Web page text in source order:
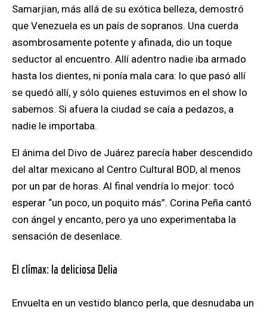
Samarjian, más allá de su exótica belleza, demostró
que Venezuela es un país de sopranos. Una cuerda
asombrosamente potente y afinada, dio un toque
seductor al encuentro. Allí adentro nadie iba armado
hasta los dientes, ni ponía mala cara: lo que pasó allí
se quedó allí, y sólo quienes estuvimos en el show lo
sabemos. Si afuera la ciudad se caía a pedazos, a
nadie le importaba.
El ánima del Divo de Juárez parecía haber descendido
del altar mexicano al Centro Cultural BOD, al menos
por un par de horas. Al final vendría lo mejor: tocó
esperar “un poco, un poquito más”. Corina Peña cantó
con ángel y encanto, pero ya uno experimentaba la
sensación de desenlace.
El clímax: la deliciosa Delia
Envuelta en un vestido blanco perla, que desnudaba un